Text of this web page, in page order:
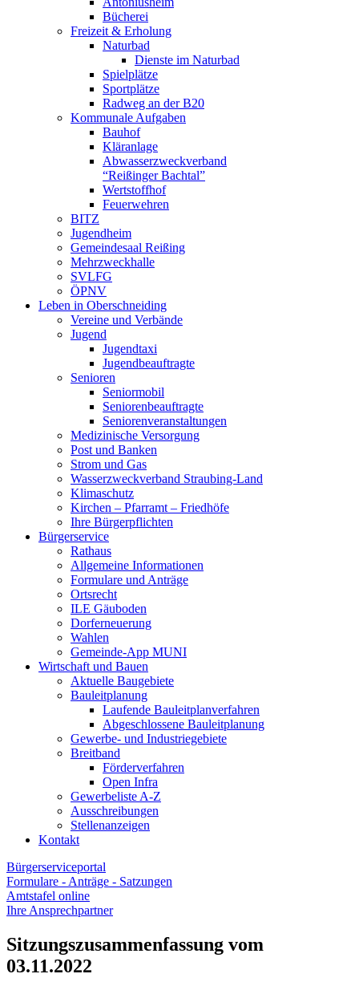
Bücherei
Freizeit & Erholung
Naturbad
Dienste im Naturbad
Spielplätze
Sportplätze
Radweg an der B20
Kommunale Aufgaben
Bauhof
Kläranlage
Abwasserzweckverband
“Reißinger Bachtal”
Wertstoffhof
Feuerwehren
BITZ
Jugendheim
Gemeindesaal Reißing
Mehrzweckhalle
SVLFG
ÖPNV
Leben in Oberschneiding
Vereine und Verbände
Jugend
Jugendtaxi
Jugendbeauftragte
Senioren
Seniormobil
Seniorenbeauftragte
Seniorenveranstaltungen
Medizinische Versorgung
Post und Banken
Strom und Gas
Wasserzweckverband Straubing-Land
Klimaschutz
Kirchen – Pfarramt – Friedhöfe
Ihre Bürgerpflichten
Bürgerservice
Rathaus
Allgemeine Informationen
Formulare und Anträge
Ortsrecht
ILE Gäuboden
Dorferneuerung
Wahlen
Gemeinde-App MUNI
Wirtschaft und Bauen
Aktuelle Baugebiete
Bauleitplanung
Laufende Bauleitplanverfahren
Abgeschlossene Bauleitplanung
Gewerbe- und Industriegebiete
Breitband
Förderverfahren
Open Infra
Gewerbeliste A-Z
Ausschreibungen
Stellenanzeigen
Kontakt
Bürgerserviceportal
Formulare - Anträge - Satzungen
Amtstafel online
Ihre Ansprechpartner
Sitzungszusammenfassung vom
03.11.2022